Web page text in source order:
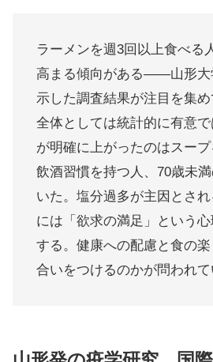
ラーメンを週3回以上食べる
高まる傾向がある——山形大
示した調査結果が注目を集
全体としては統計的に有意
が明確に上がったのはスー
飲酒習慣を持つ人、70歳未
いた。塩分過多が主因とさ
には「欲求の満足」という
する。健康への配慮と食の
合いをつけるのかが問われて